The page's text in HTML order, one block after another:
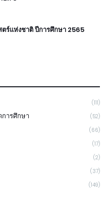
ร์แห่งชาติ ปีการศึกษา 2565
(111)
ารศึกษา (52)
(66)
(17)
(2)
(37)
(149)